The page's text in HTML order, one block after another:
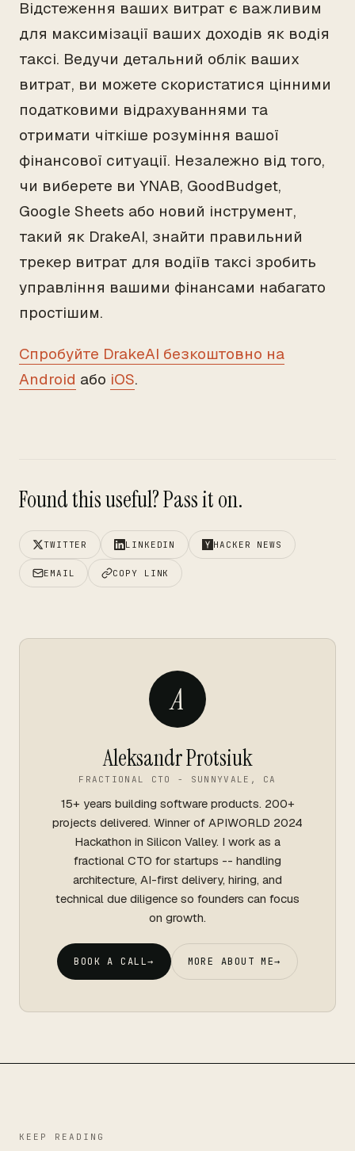
Відстеження ваших витрат є важливим
для максимізації ваших доходів як водія
таксі. Ведучи детальний облік ваших
витрат, ви можете скористатися цінними
податковими відрахуваннями та
отримати чіткіше розуміння вашої
фінансової ситуації. Незалежно від того,
чи виберете ви YNAB, GoodBudget,
Google Sheets або новий інструмент,
такий як DrakeAI, знайти правильний
трекер витрат для водіїв таксі зробить
управління вашими фінансами набагато
простішим.
Спробуйте DrakeAI безкоштовно на
Android або iOS.
Found this useful? Pass it on.
TWITTER LINKEDIN HACKER NEWS
EMAIL COPY LINK
A
Aleksandr Protsiuk
FRACTIONAL CTO - SUNNYVALE, CA
15+ years building software products. 200+
projects delivered. Winner of APIWORLD 2024
Hackathon in Silicon Valley. I work as a
fractional CTO for startups -- handling
architecture, AI-first delivery, hiring, and
technical due diligence so founders can focus
on growth.
BOOK A CALL→ MORE ABOUT ME→
KEEP READING